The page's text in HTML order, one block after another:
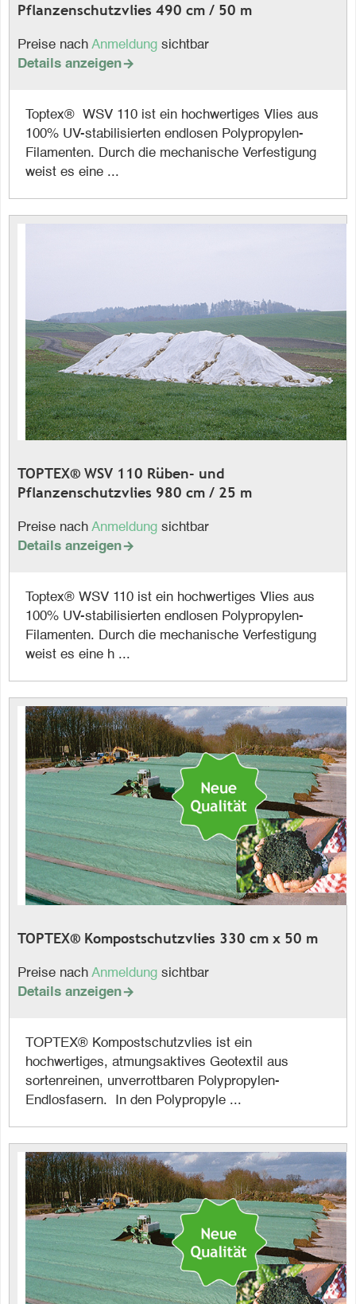
Pflanzenschutzvlies 490 cm / 50 m
Preise nach Anmeldung sichtbar
Details anzeigen
Toptex® WSV 110 ist ein hochwertiges Vlies aus
100% UV-stabilisierten endlosen Polypropylen-
Filamenten. Durch die mechanische Verfestigung
weist es eine ...
TOPTEX® WSV 110 Rüben- und
Pflanzenschutzvlies 980 cm / 25 m
Preise nach Anmeldung sichtbar
Details anzeigen
Toptex® WSV 110 ist ein hochwertiges Vlies aus
100% UV-stabilisierten endlosen Polypropylen-
Filamenten. Durch die mechanische Verfestigung
weist es eine h ...
TOPTEX® Kompostschutzvlies 330 cm x 50 m
Preise nach Anmeldung sichtbar
Details anzeigen
TOPTEX® Kompostschutzvlies ist ein
hochwertiges, atmungsaktives Geotextil aus
sortenreinen, unverrottbaren Polypropylen-
Endlosfasern. In den Polypropyle ...